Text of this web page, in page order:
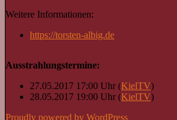
Weitere Informationen:
https://torsten-albig.de
Ausstrahlungstermine:
27.05.2017 17:00 Uhr (KielTV)
28.05.2017 19:00 Uhr (KielTV)
Proudly powered by WordPress